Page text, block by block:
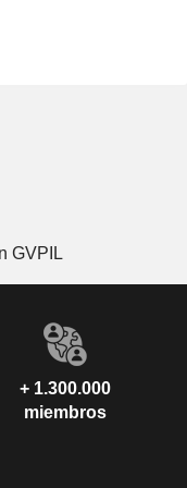
GVPIL
+ 1.300.000
miembros